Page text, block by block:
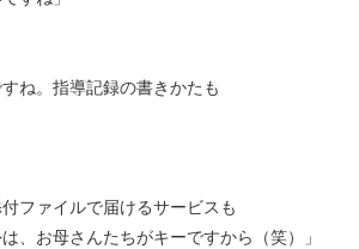
ね。指導記録の書きかたも
ファイルで届けるサービスも
、お母さんたちがキーですから（笑）」